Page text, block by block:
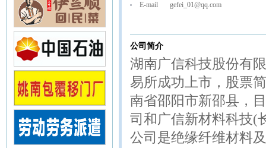
E-mail gefei_01@qq.com
公司简介
湖南广信科技股份有
易所成功上市，股票
南省邵阳市新邵县，
司和广信新材料科技(
公司是绝缘纤维材料